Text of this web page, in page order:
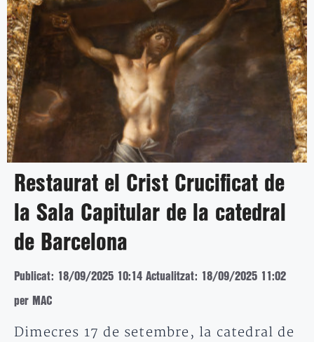
Restaurat el Crist Crucificat de
la Sala Capitular de la catedral
de Barcelona
Publicat: 18/09/2025 10:14 Actualitzat: 18/09/2025 11:02
per MAC
Dimecres 17 de setembre, la catedral de